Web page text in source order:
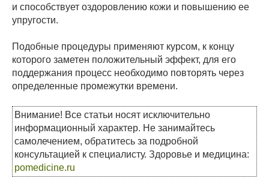
и способствует оздоровлению кожи и повышению ее
упругости.
Подобные процедуры применяют курсом, к концу
которого заметен положительный эффект, для его
поддержания процесс необходимо повторять через
определенные промежутки времени.
Внимание! Все статьи носят исключительно
информационный характер. Не занимайтесь
самолечением, обратитесь за подробной
консультацией к специалисту. Здоровье и медицина:
pomedicine.ru